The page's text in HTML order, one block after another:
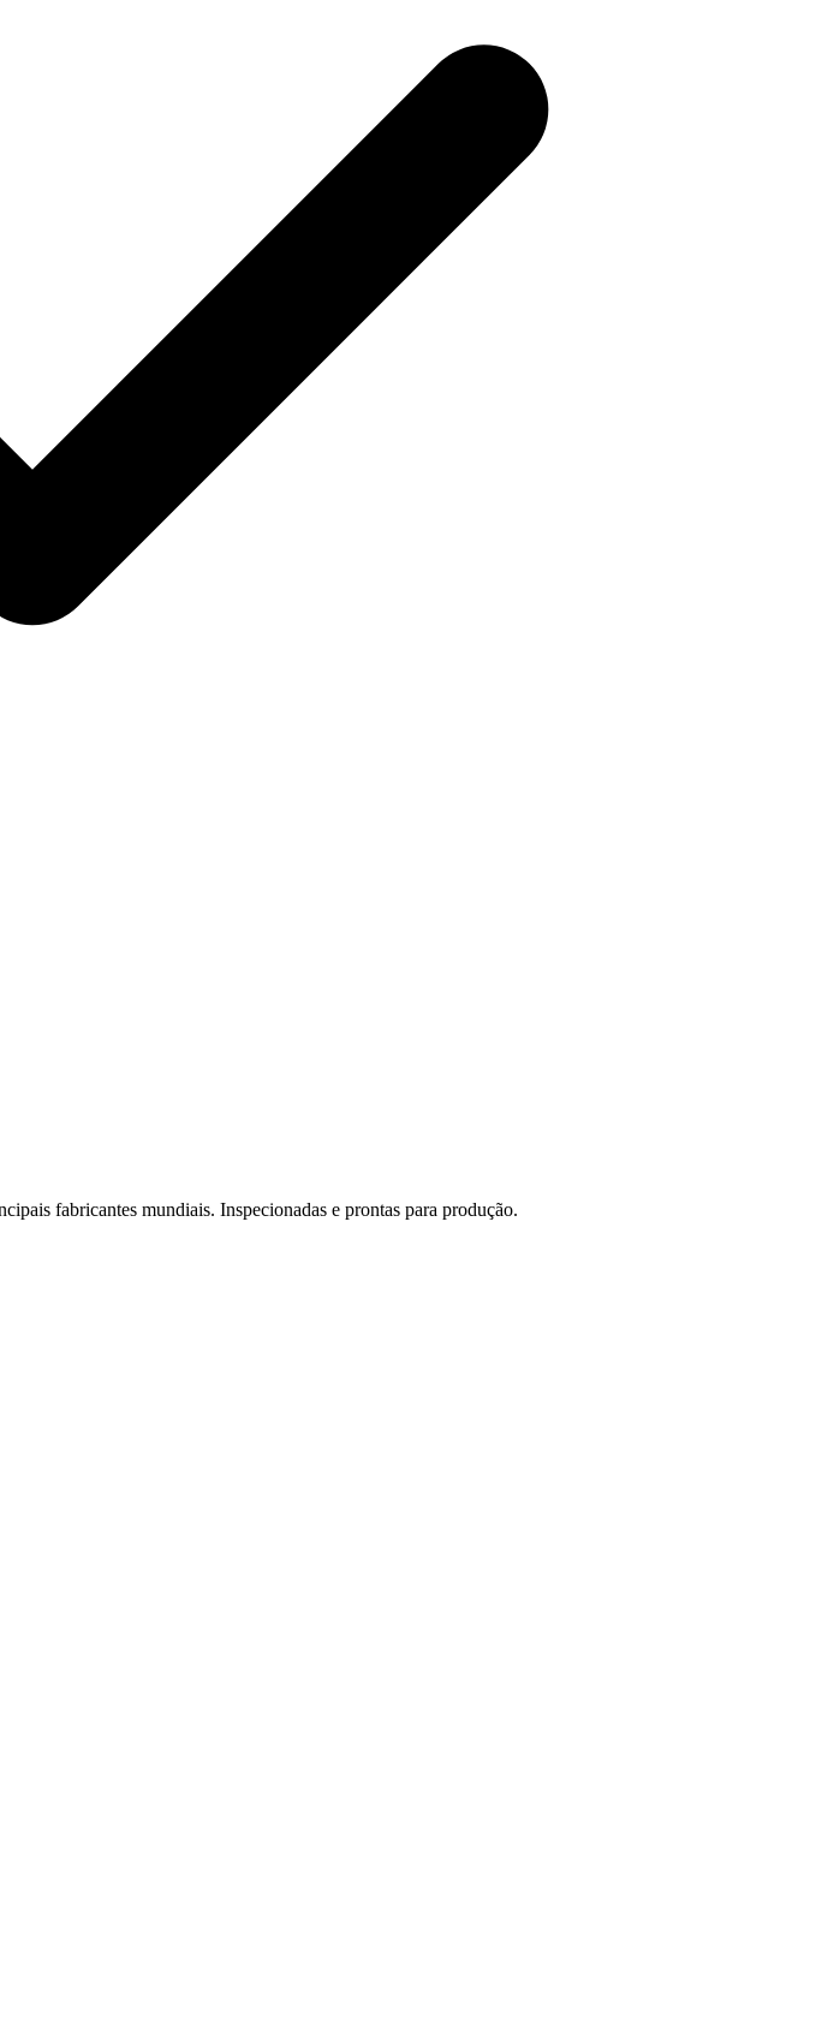
fabricantes mundiais. Inspecionadas e prontas para produção.